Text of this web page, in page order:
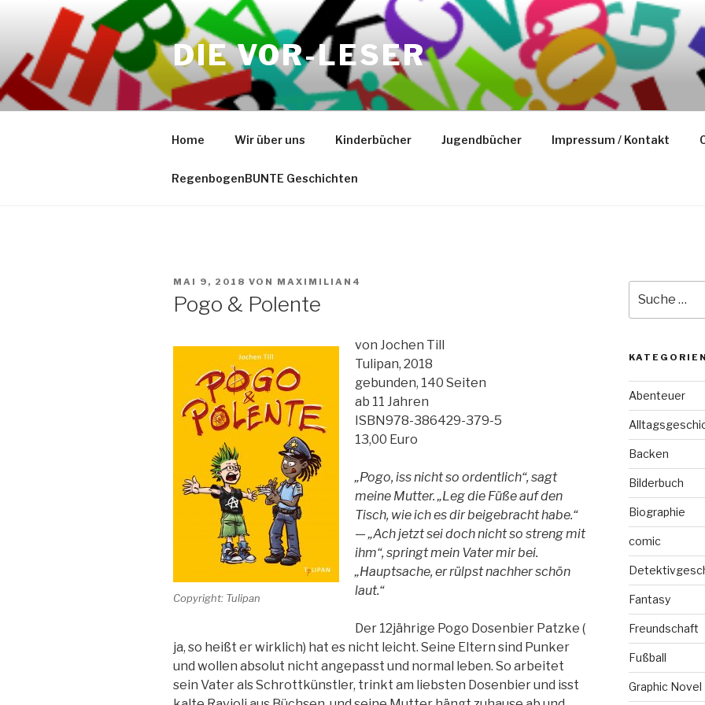
springen
DIE VOR-LESER
Home Wir über uns Kinderbücher Jugendbücher Impressum / Kontakt
RegenbogenBUNTE Geschichten
VERÖFFENTLICHT
MAI 9, 2018 VON MAXIMILIAN4
Pogo & Polente
Copyright: Tulipan
von Jochen Till
Tulipan, 2018
gebunden, 140 Seiten
ab 11 Jahren
ISBN978-386429-379-5
13,00 Euro
„Pogo, iss nicht so ordentlich“, sagt
meine Mutter. „Leg die Füße auf den
Tisch, wie ich es dir beigebracht habe.“
— „Ach jetzt sei doch nicht so streng mit
ihm“, springt mein Vater mir bei.
„Hauptsache, er rülpst nachher schön
laut.“
Der 12jährige Pogo Dosenbier Patzke (
ja, so heißt er wirklich) hat es nicht leicht. Seine Eltern sind Punker
und wollen absolut nicht angepasst und normal leben. So arbeitet
sein Vater als Schrottkünstler, trinkt am liebsten Dosenbier und isst
nach:
KATEGORIEN
Abenteuer
Backen
Bilderbuch
Biographie
comic
Fantasy
Freundschaft
Fußball
Graphic Novel